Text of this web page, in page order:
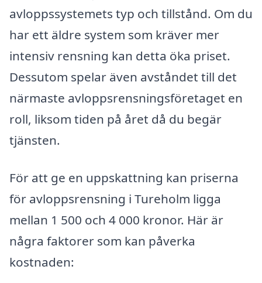
avloppssystemets typ och tillstånd. Om du
har ett äldre system som kräver mer
intensiv rensning kan detta öka priset.
Dessutom spelar även avståndet till det
närmaste avloppsrensningsföretaget en
roll, liksom tiden på året då du begär
tjänsten.
För att ge en uppskattning kan priserna
för avloppsrensning i Tureholm ligga
mellan 1 500 och 4 000 kronor. Här är
några faktorer som kan påverka
kostnaden: